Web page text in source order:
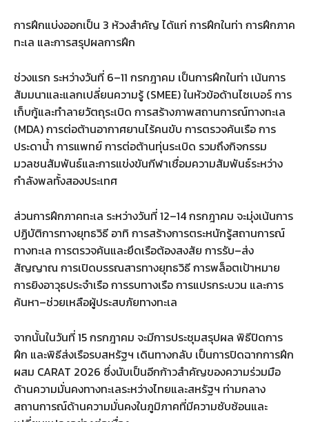
การฝึกแบ่งออกเป็น 3 ห้วงสำคัญ ได้แก่ การฝึกในท่า การฝึกภาค
ทะเล และการสรุปผลการฝึก
ช่วงแรก ระหว่างวันที่ 6–11 กรกฎาคม เป็นการฝึกในท่า เน้นการ
สัมมนาและแลกเปลี่ยนความรู้ (SMEE) ในหัวข้อด้านไซเบอร์ การ
เก็บกู้และทำลายวัตถุระเบิด การสร้างภาพสถานการณ์ทางทะเล
(MDA) การต่อต้านอากาศยานไร้คนขับ การตรวจค้นเรือ การ
ประดาน้ำ การแพทย์ การต่อต้านทุ่นระเบิด รวมถึงกิจกรรม
มวลชนสัมพันธ์และการแข่งขันกีฬาเชื่อมความสัมพันธ์ระหว่าง
กำลังพลทั้งสองประเทศ
ส่วนการฝึกภาคทะเล ระหว่างวันที่ 12–14 กรกฎาคม จะมุ่งเน้นการ
ปฏิบัติการทางยุทธวิธี อาทิ การสร้างการตระหนักรู้สถานการณ์
ทางทะเล การตรวจค้นและยึดเรือต้องสงสัย การรับ–ส่ง
สัญญาณ การเปิดบรรณสารทางยุทธวิธี การพล็อตเป้าหมาย
การยิงอาวุธประจำเรือ การรบทางเรือ การแปรกระบวน และการ
ค้นหา–ช่วยเหลือผู้ประสบภัยทางทะเล
จากนั้นในวันที่ 15 กรกฎาคม จะมีการประชุมสรุปผล พิธีปิดการ
ฝึก และพิธีส่งเรือรบสหรัฐฯ เดินทางกลับ เป็นการปิดฉากการฝึก
ผสม CARAT 2026 ซึ่งนับเป็นอีกก้าวสำคัญของความร่วมมือ
ด้านความมั่นคงทางทะเลระหว่างไทยและสหรัฐฯ ท่ามกลาง
สถานการณ์ด้านความมั่นคงในภูมิภาคที่มีความซับซ้อนและ